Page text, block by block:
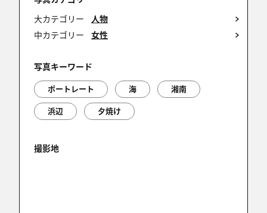
☺️
大カテゴリー
人物
中カテゴリー
女性
写真キーワード
ポートレート 海
湘南
浜辺
夕焼け
撮影地